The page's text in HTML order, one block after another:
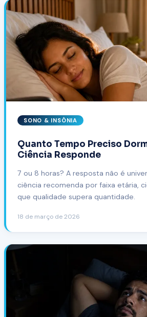
SONO & INSÔNIA
Quanto Tempo Preciso
Ciência Responde
7 ou 8 horas? A resposta não é
ciência recomenda por faixa etária,
que qualidade supera quantidade.
18 de março de 2026